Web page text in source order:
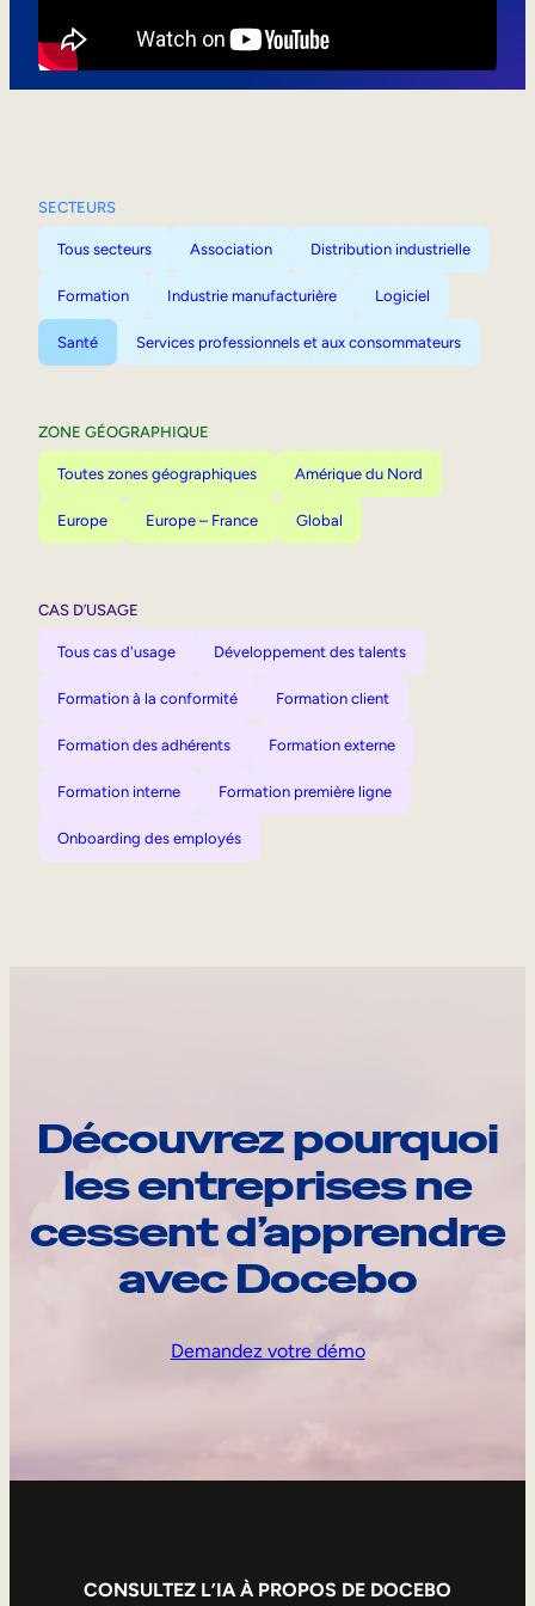
SECTEURS
Tous secteurs Association Distribution industrielle
Formation Industrie manufacturière Logiciel
Santé Services professionnels et aux consommateurs
ZONE GÉOGRAPHIQUE
Toutes zones géographiques Amérique du Nord
Europe Europe – France Global
CAS D’USAGE
Tous cas d'usage Développement des talents
Formation à la conformité Formation client
Formation des adhérents Formation externe
Formation interne Formation première ligne
Onboarding des employés
Découvrez pourquoi
les entreprises ne
cessent d’apprendre
avec Docebo
Demandez votre démo
CONSULTEZ L’IA À PROPOS DE DOCEBO